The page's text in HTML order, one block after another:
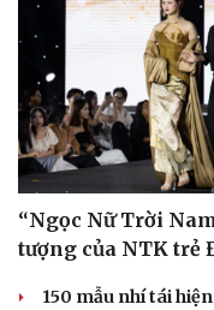
“Ngọc Nữ Trời
tượng của NTK trẻ
150 mẫu nhí tái